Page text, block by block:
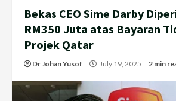
Bekas CEO Sime Darby
RM350 Juta atas Bayaran
Projek Qatar
Dr Johan Yusof July 19, 2025 2 min